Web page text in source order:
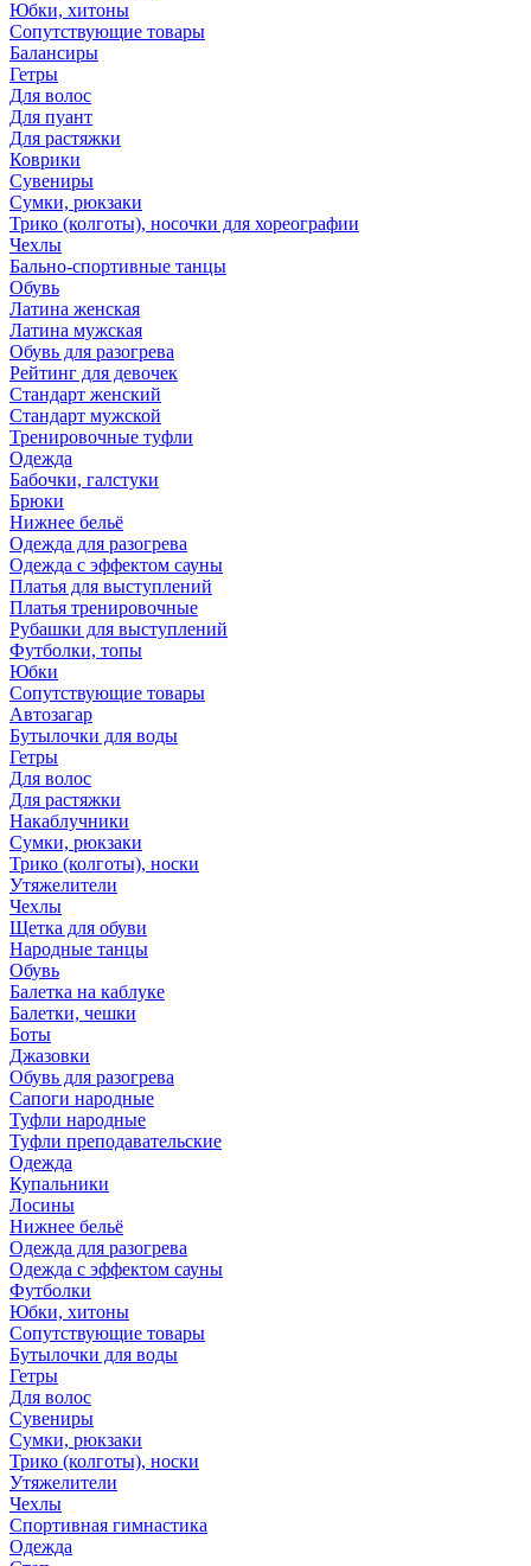
Юбки, хитоны
Сопутствующие товары
Балансиры
Гетры
Для волос
Для пуант
Для растяжки
Коврики
Сувениры
Сумки, рюкзаки
Трико (колготы), носочки для хореографии
Чехлы
Бально-спортивные танцы
Обувь
Латина женская
Латина мужская
Обувь для разогрева
Рейтинг для девочек
Стандарт женский
Стандарт мужской
Тренировочные туфли
Одежда
Бабочки, галстуки
Брюки
Нижнее бельё
Одежда для разогрева
Одежда с эффектом сауны
Платья для выступлений
Платья тренировочные
Рубашки для выступлений
Футболки, топы
Юбки
Сопутствующие товары
Автозагар
Бутылочки для воды
Гетры
Для волос
Для растяжки
Накаблучники
Сумки, рюкзаки
Трико (колготы), носки
Утяжелители
Чехлы
Щетка для обуви
Народные танцы
Обувь
Балетка на каблуке
Балетки, чешки
Боты
Джазовки
Обувь для разогрева
Сапоги народные
Туфли народные
Туфли преподавательские
Одежда
Купальники
Лосины
Нижнее бельё
Одежда для разогрева
Одежда с эффектом сауны
Футболки
Юбки, хитоны
Сопутствующие товары
Бутылочки для воды
Гетры
Для волос
Сувениры
Сумки, рюкзаки
Трико (колготы), носки
Утяжелители
Чехлы
Спортивная гимнастика
Одежда